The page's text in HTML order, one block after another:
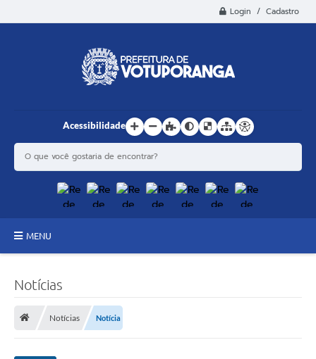
Login / Cadastro
Acessibilidade
MENU
A História
Notícias
Notícias Notícia